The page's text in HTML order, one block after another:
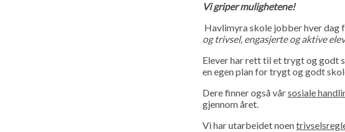
Vi griper mulighetene!
Havlimyra skole jobber hver dag
og trivsel, engasjerte og aktive
Elever har rett til et trygt og godt
en egen plan for trygt og godt
Dere finner også vårsosiale
gjennom året.
Vi har utarbeidet noen